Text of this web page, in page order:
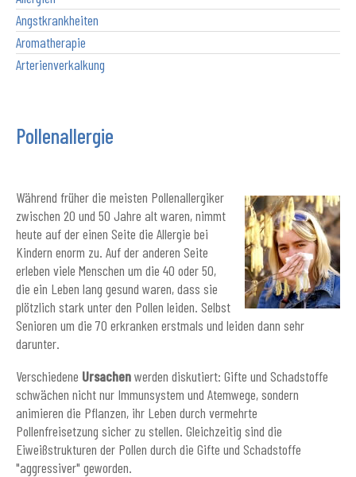
Angstkrankheiten
Aromatherapie
Arterienverkalkung
Pollenallergie
Während früher die meisten Pollenallergiker
zwischen 20 und 50 Jahre alt waren, nimmt
heute auf der einen Seite die Allergie bei
Kindern enorm zu. Auf der anderen Seite
erleben viele Menschen um die 40 oder 50,
die ein Leben lang gesund waren, dass sie
plötzlich stark unter den Pollen leiden. Selbst
Senioren um die 70 erkranken erstmals und leiden dann sehr
darunter.
Verschiedene Ursachenwerden diskutiert: Gifte und Schadstoffe
schwächen nicht nur Immunsystem und Atemwege, sondern
animieren die Pflanzen, ihr Leben durch vermehrte
Pollenfreisetzung sicher zu stellen. Gleichzeitig sind die
Eiweißstrukturen der Pollen durch die Gifte und Schadstoffe
"aggressiver" geworden.